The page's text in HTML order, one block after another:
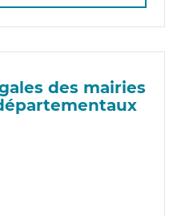
des mairies